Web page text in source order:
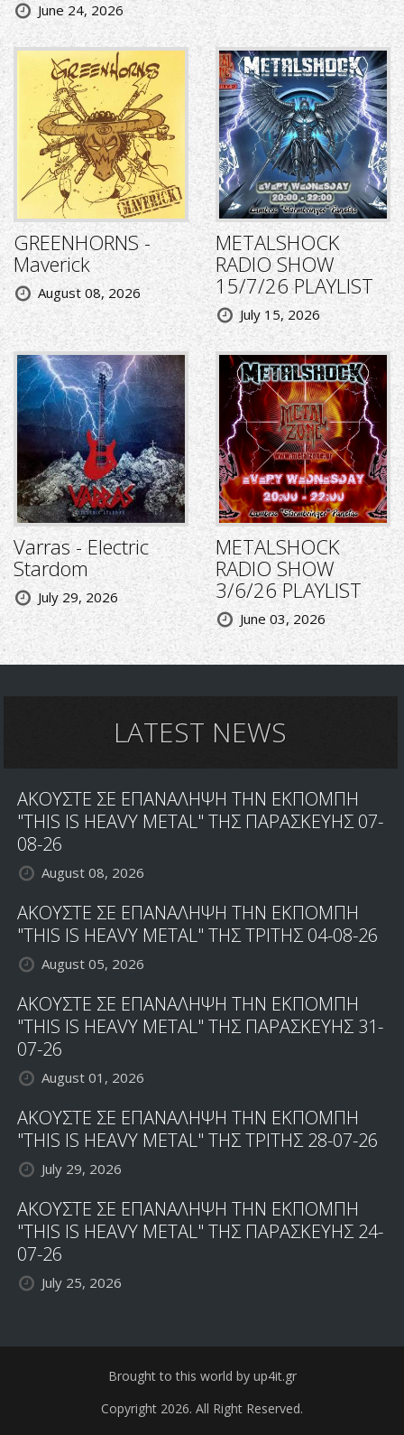
June 24, 2026
GREENHORNS -
Maverick
August 08, 2026
METALSHOCK
RADIO SHOW
15/7/26 PLAYLIST
July 15, 2026
Varras - Electric
Stardom
July 29, 2026
METALSHOCK
RADIO SHOW
3/6/26 PLAYLIST
June 03, 2026
LATEST NEWS
ΑΚΟΥΣΤΕ ΣΕ ΕΠΑΝΑΛΗΨΗ ΤΗΝ ΕΚΠΟΜΠΗ
"THIS IS HEAVY METAL" ΤΗΣ ΠΑΡΑΣΚΕΥΗΣ 07-
08-26
August 08, 2026
ΑΚΟΥΣΤΕ ΣΕ ΕΠΑΝΑΛΗΨΗ ΤΗΝ ΕΚΠΟΜΠΗ
"THIS IS HEAVY METAL" ΤΗΣ ΤΡΙΤΗΣ 04-08-26
August 05, 2026
ΑΚΟΥΣΤΕ ΣΕ ΕΠΑΝΑΛΗΨΗ ΤΗΝ ΕΚΠΟΜΠΗ
"THIS IS HEAVY METAL" ΤΗΣ ΠΑΡΑΣΚΕΥΗΣ 31-
07-26
August 01, 2026
ΑΚΟΥΣΤΕ ΣΕ ΕΠΑΝΑΛΗΨΗ ΤΗΝ ΕΚΠΟΜΠΗ
"THIS IS HEAVY METAL" ΤΗΣ ΤΡΙΤΗΣ 28-07-26
July 29, 2026
ΑΚΟΥΣΤΕ ΣΕ ΕΠΑΝΑΛΗΨΗ ΤΗΝ ΕΚΠΟΜΠΗ
"THIS IS HEAVY METAL" ΤΗΣ ΠΑΡΑΣΚΕΥΗΣ 24-
07-26
July 25, 2026
Brought to this world by up4it.gr
Copyright 2026. All Right Reserved.